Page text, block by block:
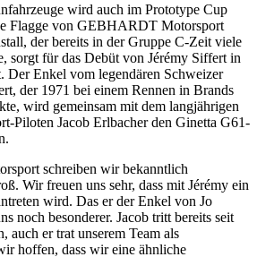
wird auch im Prototype Cup
Flagge von GEBHARDT Motorsport
der bereits in der Gruppe C-Zeit viele
sorgt für das Debüt von Jérémy Siffert in
Der Enkel vom legendären Schweizer
der 1971 bei einem Rennen in Brands
wird gemeinsam mit dem langjährigen
Piloten Jacob Erlbacher den Ginetta G61-
schreiben wir bekanntlich
Wir freuen uns sehr, dass mit Jérémy ein
wird. Das er der Enkel von Jo
noch besonderer. Jacob tritt bereits seit
auch er trat unserem Team als
hoffen, dass wir eine ähnliche